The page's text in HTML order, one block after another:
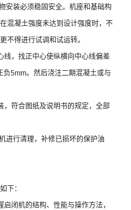
安装必须稳固安全。机座和基础构
混凝土强度未达到设计强度时，不
不得进行试调和试运转。
线，找正中心使纵横向中心线偏差
5mm。然后浇注二期混凝土或与
，符合图纸及说明书的规定，全部
进行清理，补修已损坏的保护油
下：
闭机的结构、性能与操作方法，